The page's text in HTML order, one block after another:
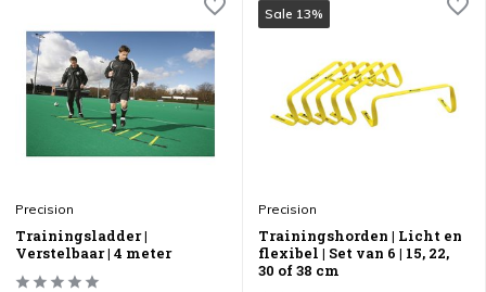
Precision
Trainingsladder |
Verstelbaar | 4 meter
Sale 13%
Precision
Trainingshorden | Licht en
flexibel | Set van 6 | 15, 22,
30 of 38 cm